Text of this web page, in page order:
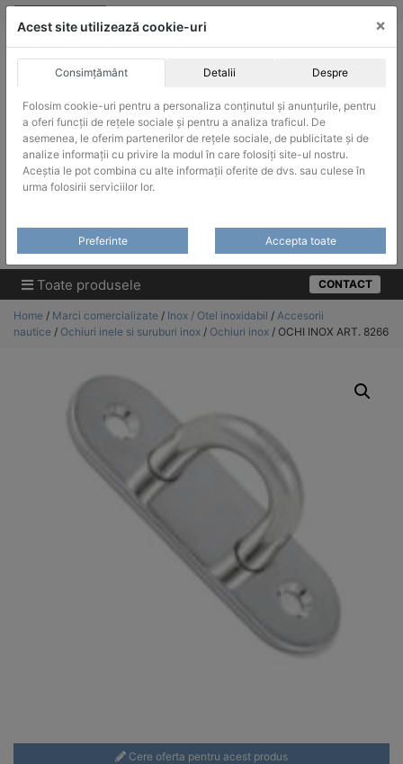
Skip
ACHIZITII PUBLICE
Produsele pot fi achizitionate si in sistemul SEAP / SICAP
Products
Toate produsele CONTACT
Home / Marci comercializate / Inox / Otel inoxidabil / Accesorii
nautice / Ochiuri inele si suruburi inox / Ochiuri inox / OCHI INOX ART. 8266
Cere oferta pentru acest produs
Acest site utilizează cookie-uri ×
Consimțământ Detalii Despre
Folosim cookie-uri pentru a personaliza conținutul și anunțurile, pentru
a oferi funcții de rețele sociale și pentru a analiza traficul. De
asemenea, le oferim partenerilor de rețele sociale, de publicitate și de
analize informații cu privire la modul în care folosiți site-ul nostru.
Aceștia le pot combina cu alte informații oferite de dvs. sau culese în
urma folosirii serviciilor lor.
Preferinte Accepta toate